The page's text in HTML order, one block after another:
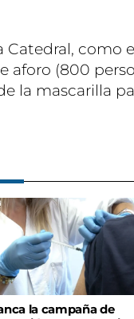
Catedral, como
aforo (800
la mascarilla
la campaña de